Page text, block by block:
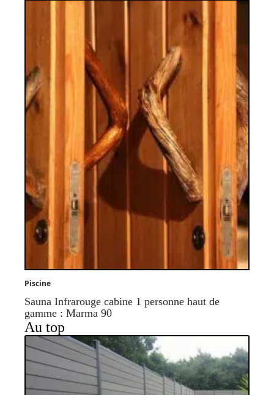
Piscine
Sauna Infrarouge cabine 1 personne haut de
gamme : Marma 90
Au top